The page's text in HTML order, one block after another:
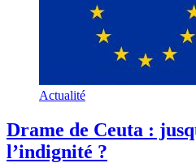
Actualité
Drame de Ceuta :
l’indignité ?